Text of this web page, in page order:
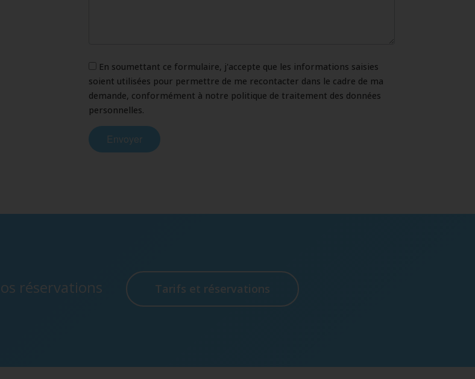
En soumettant ce formulaire, j'accepte que les informations saisies
soient utilisées pour permettre de me recontacter dans le cadre de ma
demande, conformément à notre politique de traitement des données
personnelles.
réservations Tarifs et réservations